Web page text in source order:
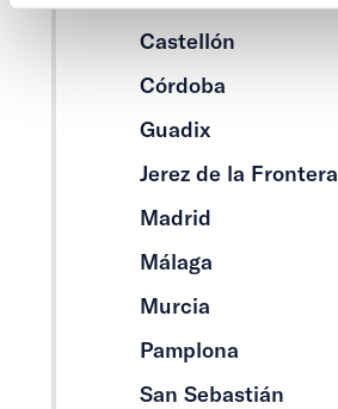
Castellón
Córdoba
Guadix
Jerez de la Frontera
Madrid
Málaga
Murcia
Pamplona
San Sebastián